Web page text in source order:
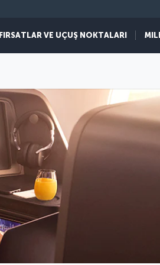
FIRSATLAR VE UÇUŞ NOKTALARI